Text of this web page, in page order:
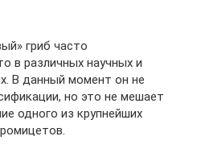
гриб часто
в различных научных и
В данный момент он не
но это не мешает
одного из крупнейших